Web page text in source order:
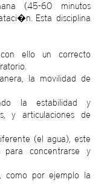
(45-60 minutos
Esta disciplina
ello un correcto
la movilidad de
la estabilidad y
y articulaciones de
(el agua), este
concentrarse y
, como por ejemplo la